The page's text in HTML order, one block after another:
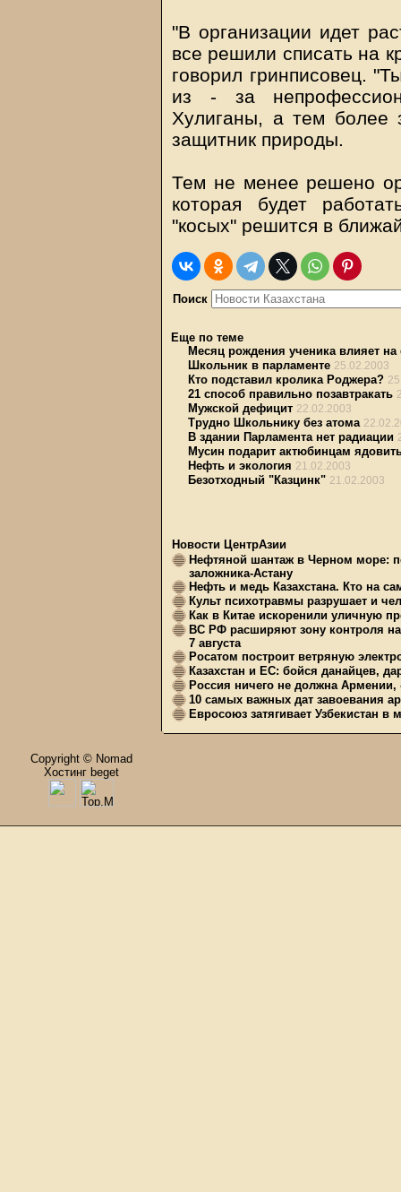
"В организации идет
все решили списать на
говорил гринписовец.
из - за
Хулиганы, а тем более
защитник природы.
Тем не менее решено
которая будет
"косых" решится в
Поиск
Еще по теме
Месяц рождения ученика влияет на
Школьник в парламенте 25.02.2003
Кто подставил кролика Роджера?
21 способ правильно позавтракать
Мужской дефицит 22.02.2003
Трудно Школьнику без атома
В здании Парламента нет радиации
Мусин подарит актюбинцам
Нефть и экология 21.02.2003
Безотходный "Казцинк" 21.02.2003
Новости ЦентрАзии
Нефтяной шантаж в Черном море:
заложника-Астану
Нефть и медь Казахстана. Кто на
Культ психотравмы разрушает и
Как в Китае искоренили уличную
ВС РФ расширяют зону контроля на
7 августа
Росатом построит ветряную
Казахстан и ЕС: бойся данайцев,
Россия ничего не должна Армении,
10 самых важных дат завоевания
Евросоюз затягивает Узбекистан
Copyright © Nomad
Хостинг beget